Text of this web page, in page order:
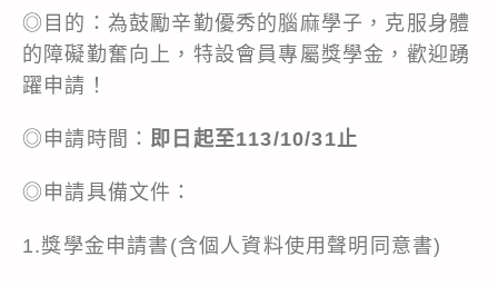
◎目的：為鼓勵辛勤優秀的腦麻學子，克服身體
的障礙勤奮向上，特設會員專屬獎學金，歡迎踴
躍申請！
◎申請時間： 即日起至113/10/31止
◎申請具備文件：
1.獎學金申請書(含個人資料使用聲明同意書)